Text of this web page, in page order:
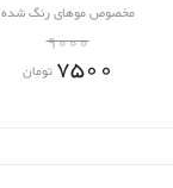
مخصوص موهای رنگ شده
9000
7500 تومان